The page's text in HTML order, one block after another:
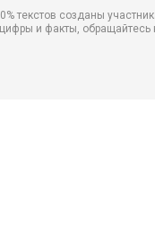
текстов созданы
цифры и факты,